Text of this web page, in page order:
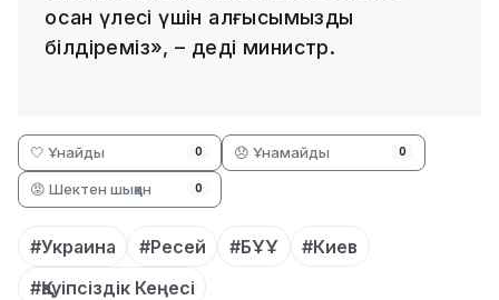
қосқан үлесі үшін алғысымызды
білдіреміз», – деді министр.
🤍 Ұнайды 0 😞 Ұнамайды 0
😡 Шектен шыққан 0
#Украина #Ресей #БҰҰ
#Киев
#Қауіпсіздік Кеңесі